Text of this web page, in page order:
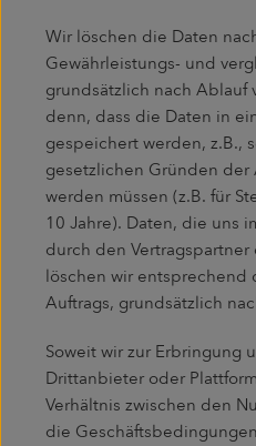
Wir löschen die Daten
Gewährleistungs- und
grundsätzlich nach Ablauf
denn, dass die Daten in
gespeichert werden, z.B.,
gesetzlichen Gründen
werden müssen (z.B. für
10 Jahre). Daten, die uns
durch den
löschen wir entsprechend
Auftrags, grundsätzlich
Soweit wir zur Erbringung
Drittanbieter oder
Verhältnis zwischen den
die